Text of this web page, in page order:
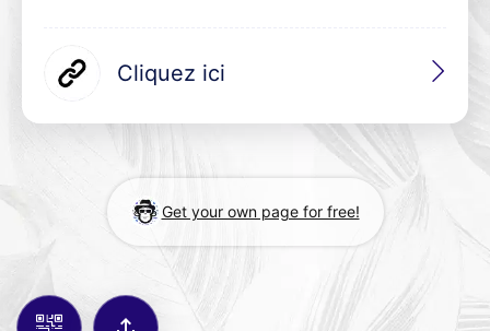
AI Business Card Reader
Add to Gallery
Cliquez ici
Get your own page for free!